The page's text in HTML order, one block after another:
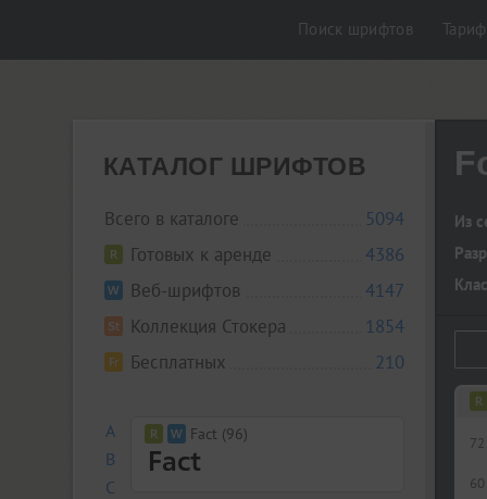
Поиск шрифтов
КАТАЛОГ ШРИФТОВ
Всего в каталоге
5094
Готовых к аренде
4386
Веб-шрифтов
4147
Коллекция Стокера
1854
Бесплатных
210
A
B
C
Fact (96)
Из